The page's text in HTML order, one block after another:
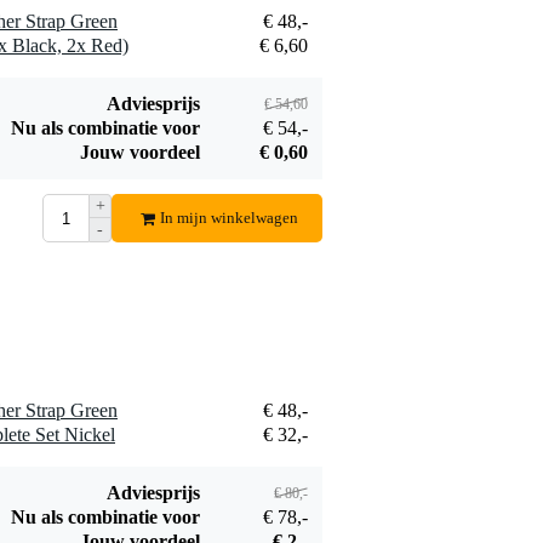
Boston BSL-20-NI
straplocks nikkel
schroeven)
Bestel mee
Strap Green
€ 48,-
Black, 2x Red)
€ 6,60
Adviesprijs € 54,60
Nu als combinatie voor
€ 54,-
Jouw voordeel
€ 0,60
+
-
In mijn winkelwagen
Strap Green
€ 48,-
Set Nickel
€ 32,-
Adviesprijs € 80,-
Nu als combinatie voor
€ 78,-